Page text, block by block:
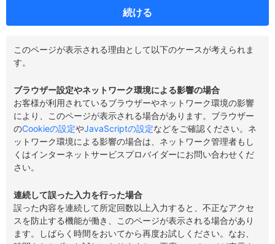
続ける
このページが表示される理由として以下のケースが考えられま
す。
ブラウザー設定やネットワーク環境による影響の場合
お客様が利用されているブラウザーやネットワーク環境の影響
により、このページが表示される場合があります。ブラウザー
のCookieの設定やJavaScriptの設定などをご確認ください。ネ
ットワーク環境による影響の場合は、ネットワーク管理者もし
くはインターネットサービスプロバイダーにお問い合わせくだ
さい。
連続して誤った入力を行った場合
誤った内容を連続して所定回数以上入力すると、不正なアクセ
スを防止する機能が働き、このページが表示される場合があり
ます。しばらく時間をおいてから再度お試しください。なお、